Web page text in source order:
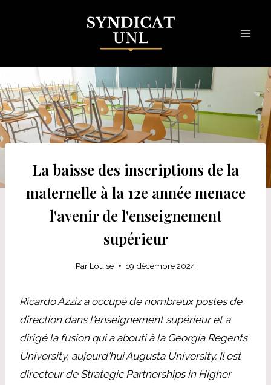
La baisse des inscriptions de la
maternelle à la 12e année menace
l'avenir de l'enseignement
supérieur
Par Louise 19 décembre 2024
Ricardo Azziz a occupé de nombreux postes de
direction dans l'enseignement supérieur et a
dirigé la fusion qui a abouti à la Georgia Regents
University, aujourd'hui Augusta University. Il est
directeur de Strategic Partnerships in Higher